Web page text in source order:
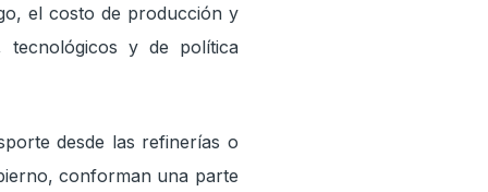
el costo de producción y
tecnológicos y de política
desde las refinerías o
conforman una parte